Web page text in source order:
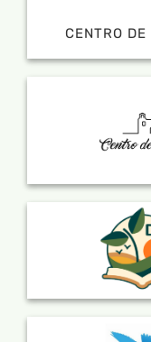
CENTRO